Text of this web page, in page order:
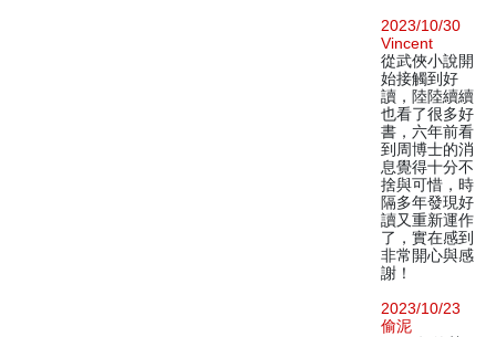
2023/10/30
Vincent
從武俠小說開
始接觸到好
讀，陸陸續續
也看了很多好
書，六年前看
到周博士的消
息覺得十分不
捨與可惜，時
隔多年發現好
讀又重新運作
了，實在感到
非常開心與感
謝！
2023/10/23
偷泥